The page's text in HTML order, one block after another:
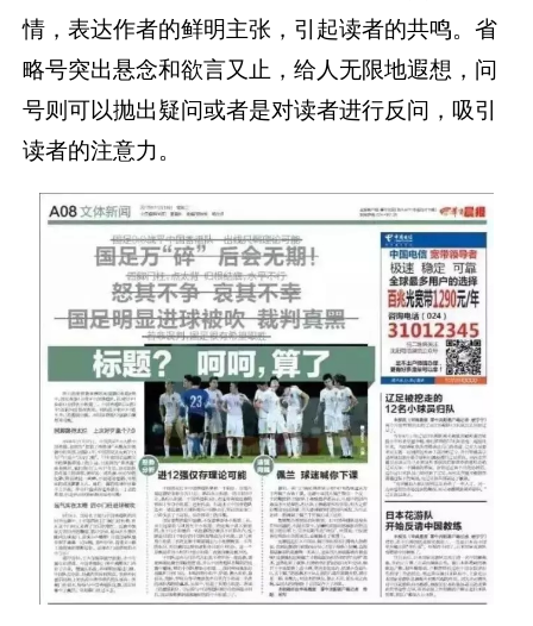
情，表达作者的鲜明主张，引起读者的共鸣。省
略号突出悬念和欲言又止，给人无限地遐想，问
号则可以抛出疑问或者是对读者进行反问，吸引
读者的注意力。